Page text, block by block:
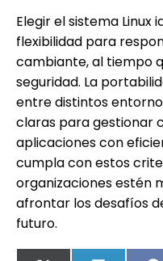
Elegir el sistema
flexibilidad para
cambiante, al tiempo
seguridad. La
entre distintos
claras para gestionar
aplicaciones con
cumpla con estos
organizaciones estén
afrontar los desafíos
futuro.